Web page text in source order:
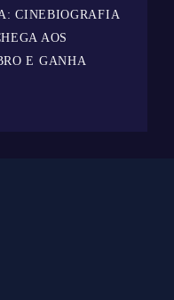
CINEBIOGRAFIA
AOS
E GANHA